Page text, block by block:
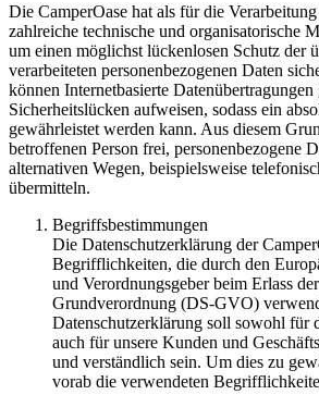
Die CamperOase hat als für die
zahlreiche technische und organisatorische
um einen möglichst lückenlosen Schutz der
verarbeiteten personenbezogenen Daten
können Internetbasierte Datenübertragungen
Sicherheitslücken aufweisen, sodass ein
gewährleistet werden kann. Aus diesem
betroffenen Person frei, personenbezogene
alternativen Wegen, beispielsweise
übermitteln.
Begriffsbestimmungen
Die Datenschutzerklärung der
Begrifflichkeiten, die durch den
und Verordnungsgeber beim Erlass
Grundverordnung (DS-GVO)
Datenschutzerklärung soll sowohl für
auch für unsere Kunden und
und verständlich sein. Um dies zu
vorab die verwendeten